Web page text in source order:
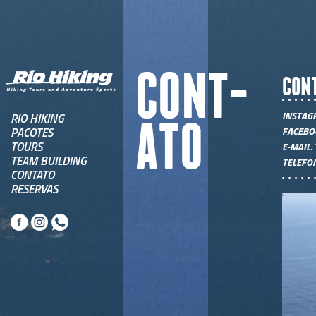
RIO HIKING
PACOTES
TOURS
TEAM BUILDING
CONTATO
RESERVAS
CONT-
ATO
E-MAIL: